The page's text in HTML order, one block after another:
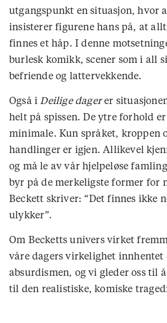
utgangspunkt en situasjon, hvor
insisterer figurene hans på, at
finnes et håp. I denne
burlesk komikk, scener som i all
befriende og lattervekkende.
Også i Deilige dagerer
helt på spissen. De ytre forhold
minimale. Kun språket, kroppen
handlinger er igjen. Allikevel
og må le av vår hjelpeløse
byr på de merkeligste former for
Beckett skriver: “Det finnes ikke
ulykker”.
Om Becketts univers virket
våre dagers virkelighet innhentet
absurdismen, og vi gleder oss til
til den realistiske, komiske